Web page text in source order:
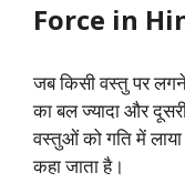
Force in
जब किसी वस्तु पर
का बल ज्यादा और
वस्तुओं को गति में
कहा जाता है।